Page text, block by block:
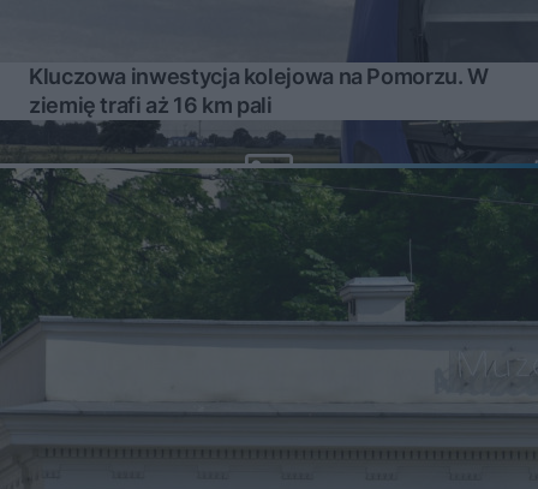
Kluczowa inwestycja kolejowa na Pomorzu. W
ziemię trafi aż 16 km pali